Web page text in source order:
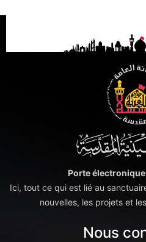
Porte
Ici, tout ce qui est lié au
nouvelles, les projets et
Nous